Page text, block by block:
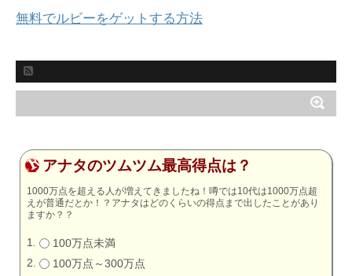
無料でルビーをゲットする方法
アナタのツムツム最高得点は？
1000万点を超える人が増えてきましたね！噂では10代は1000万点超
えが普通だとか！？アナタはどのくらいの得点まで出したことがあり
ますか？？
100万点未満
100万点～300万点